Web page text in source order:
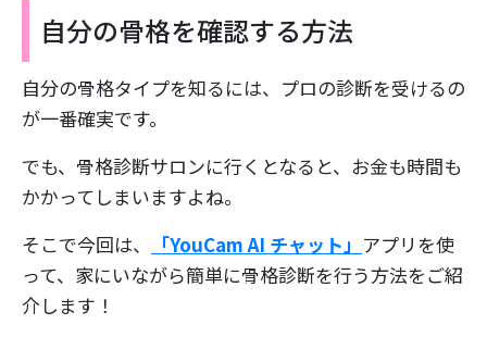
自分の骨格を確認する方法
自分の骨格タイプを知るには、プロの診断を受けるの
が一番確実です。
でも、骨格診断サロンに行くとなると、お金も時間も
かかってしまいますよね。
そこで今回は、
「YouCam AI チャット」 アプリを使
って、家にいながら簡単に骨格診断を行う方法をご紹
介します！